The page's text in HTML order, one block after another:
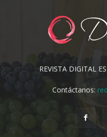
REVISTA DIGITAL
Contáctanos: